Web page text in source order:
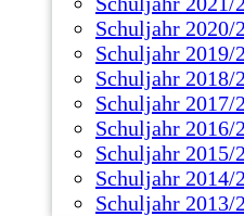
Schuljahr 2020/
Schuljahr 2019/
Schuljahr 2018/
Schuljahr 2017/
Schuljahr 2016/
Schuljahr 2015/
Schuljahr 2014/
Schuljahr 2013/